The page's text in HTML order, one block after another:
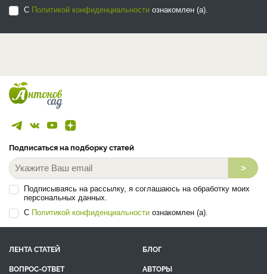
С Политикой конфиденциальности ознакомлен (а).
Подписаться на подборку статей
>
Подписываясь на рассылку, я соглашаюсь на обработку моих
персональных данных.
С Политикой конфиденциальности ознакомлен (а).
ЛЕНТА СТАТЕЙ
БЛОГ
ВОПРОС-ОТВЕТ
АВТОРЫ